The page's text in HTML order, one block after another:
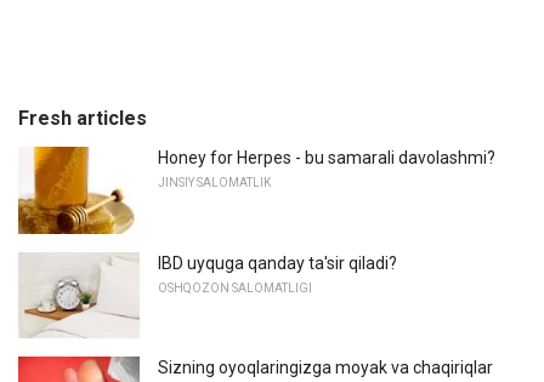
Fresh articles
Honey for Herpes - bu samarali davolashmi?
JINSIY SALOMATLIK
IBD uyquga qanday ta'sir qiladi?
OSHQOZON SALOMATLIGI
Sizning oyoqlaringizga moyak va chaqiriqlar